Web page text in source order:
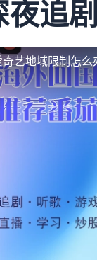
夜追
奇艺地域限制怎么